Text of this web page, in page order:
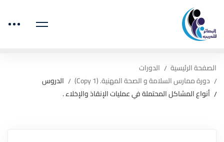
الصفحة الرئيسية
الدورات
دورة ممارس السلامة و الصحة المهنية. (Copy 1)
الدروس
أنواع المشاكل المحتملة في عمليات الإنقاذ والإخلاء .